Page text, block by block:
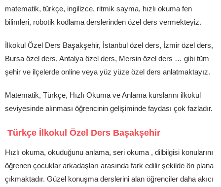
matematik, türkçe, ingilizce, ritmik sayma, hızlı okuma fen
bilimleri, robotik kodlama derslerinden özel ders vermekteyiz.
İlkokul Özel Ders Başakşehir, İstanbul özel ders, İzmir özel ders,
Bursa özel ders, Antalya özel ders, Mersin özel ders … gibi tüm
şehir ve ilçelerde online veya yüz yüze özel ders anlatmaktayız.
Matematik, Türkçe, Hızlı Okuma ve Anlama kurslarını ilkokul
seviyesinde alınması öğrencinin gelişiminde faydası çok fazladır.
Türkçe İlkokul Özel Ders Başakşehir
Hızlı okuma, okuduğunu anlama, seri okuma , dilbilgisi konularını
öğrenen çocuklar arkadaşları arasında fark edilir şekilde ön plana
çıkmaktadır. Güzel konuşma derslerini alan öğrenciler daha akıcı